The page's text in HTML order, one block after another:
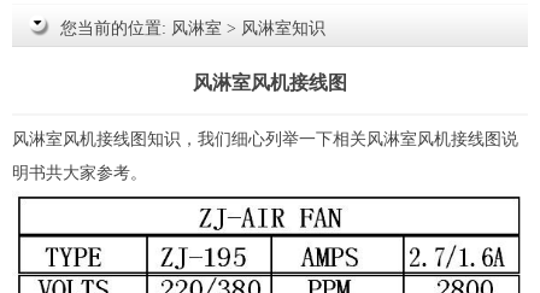
您当前的位置: 风淋室 > 风淋室知识
风淋室风机接线图
风淋室 风机接线图知识，我们细心列举一下相关风淋室风机接线图说
明书共大家参考。